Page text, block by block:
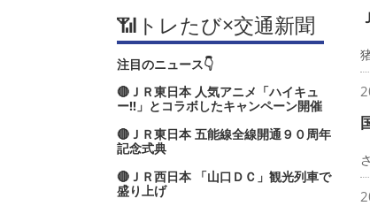
📶トレたび×交通新聞
注目のニュース👇
🔴ＪＲ東日本 人気アニメ「ハイキュ
ー‼」とコラボしたキャンペーン開催
🔴ＪＲ東日本 五能線全線開通９０周年
記念式典
🔴ＪＲ西日本 「山口ＤＣ」観光列車で
盛り上げ